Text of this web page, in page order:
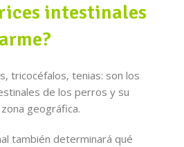
intestinales
tricocéfalos, tenias: son los
de los perros y su
geográfica.
también determinará qué